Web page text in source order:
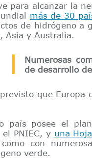
para alcanzar la
más de 30
de hidrógeno a
Asia y Australia.
Numerosas
de desarrollo
que
país posee el
PNIEC, y una
con
verde.